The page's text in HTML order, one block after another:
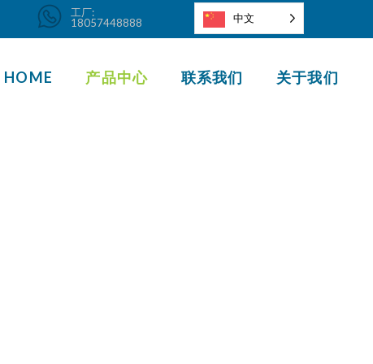
工厂:
18057448888
中文
HOME 产品中心 联系我们 关于我们
info@nbmaite.com